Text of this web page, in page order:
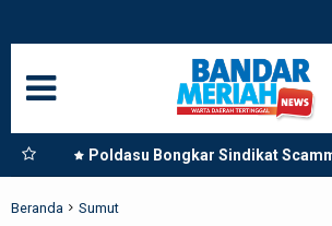
Poldasu Bongkar Sindikat
di Apartemen Medan, Korban
Beranda Sumut
NASIONAL
SUMUT